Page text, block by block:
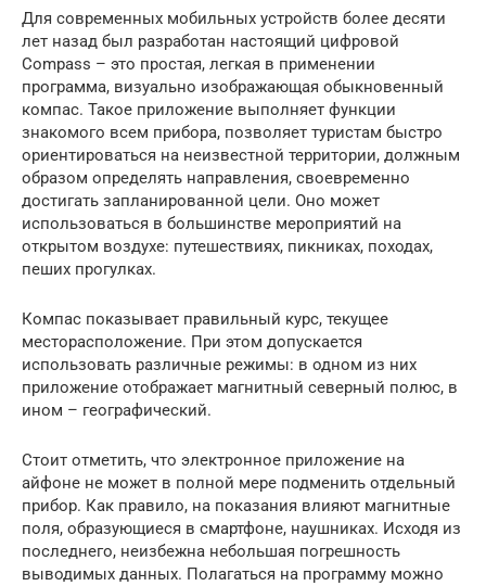
Для современных мобильных устройств более десяти
лет назад был разработан настоящий цифровой
Compass – это простая, легкая в применении
программа, визуально изображающая обыкновенный
компас. Такое приложение выполняет функции
знакомого всем прибора, позволяет туристам быстро
ориентироваться на неизвестной территории, должным
образом определять направления, своевременно
достигать запланированной цели. Оно может
использоваться в большинстве мероприятий на
открытом воздухе: путешествиях, пикниках, походах,
пеших прогулках.
Компас показывает правильный курс, текущее
месторасположение. При этом допускается
использовать различные режимы: в одном из них
приложение отображает магнитный северный полюс, в
ином – географический.
Стоит отметить, что электронное приложение на
айфоне не может в полной мере подменить отдельный
прибор. Как правило, на показания влияют магнитные
поля, образующиеся в смартфоне, наушниках. Исходя из
последнего, неизбежна небольшая погрешность
выводимых данных. Полагаться на программу можно